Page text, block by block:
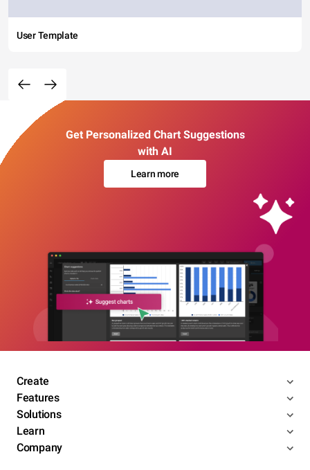
User Template
Get Personalized Chart Suggestions
with AI
Learn more
Create
Features
Solutions
Learn
Company